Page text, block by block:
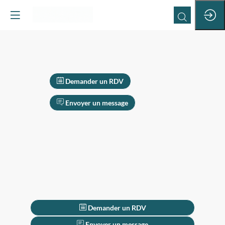
Demander un RDV
Envoyer un message
Demander un RDV